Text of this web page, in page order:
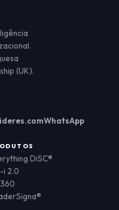
(UK).
WhatsApp
DiSC®
i 2.0